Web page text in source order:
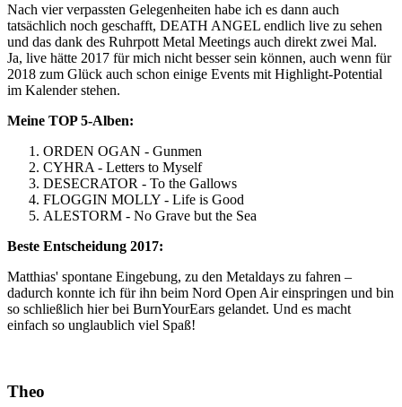
Nach vier verpassten Gelegenheiten habe ich es dann auch
tatsächlich noch geschafft, DEATH ANGEL endlich live zu sehen
und das dank des Ruhrpott Metal Meetings auch direkt zwei Mal.
Ja, live hätte 2017 für mich nicht besser sein können, auch wenn für
2018 zum Glück auch schon einige Events mit Highlight-Potential
im Kalender stehen.
Meine TOP 5-Alben:
ORDEN OGAN - Gunmen
CYHRA - Letters to Myself
DESECRATOR - To the Gallows
FLOGGIN MOLLY - Life is Good
ALESTORM - No Grave but the Sea
Beste Entscheidung 2017:
Matthias' spontane Eingebung, zu den Metaldays zu fahren –
dadurch konnte ich für ihn beim Nord Open Air einspringen und bin
so schließlich hier bei BurnYourEars gelandet. Und es macht
einfach so unglaublich viel Spaß!
Theo